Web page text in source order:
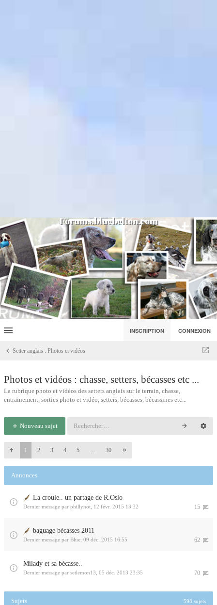
Forums.bluebelton.com
INSCRIPTION CONNEXION
Setter anglais : Photos et vidéos
Photos et vidéos : chasse, setters, bécasses etc ...
La rubrique photo et vidéos des setters anglais sur le terrain, chasse,
entrainement, sorties photo et vidéo, setters, bécasses, bécassines etc...
Nouveau sujet
1 2 3 4 5 … 30
Annonces
La croule.. un partage de R.Oslo
15
Dernier message par phillynot 12 févr. 2015 13:32
baguage bécasses 2011
62
Dernier message par Blue 09 déc. 2015 16:55
Milady et sa bécasse..
70
Dernier message par setlemon13 05 déc. 2013 23:35
Sujets 598 sujets